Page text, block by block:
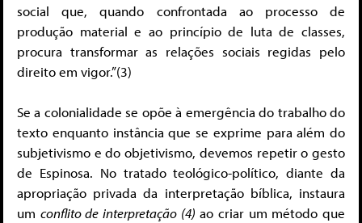
social que, quando confrontada ao processo de
produção material e ao princípio de luta de classes,
procura transformar as relações sociais regidas pelo
direito em vigor.”(3)
Se a colonialidade se opõe à emergência do trabalho do
texto enquanto instância que se exprime para além do
subjetivismo e do objetivismo, devemos repetir o gesto
de Espinosa. No tratado teológico-político, diante da
apropriação privada da interpretação bíblica, instaura
um conflito de interpretação (4) ao criar um método que